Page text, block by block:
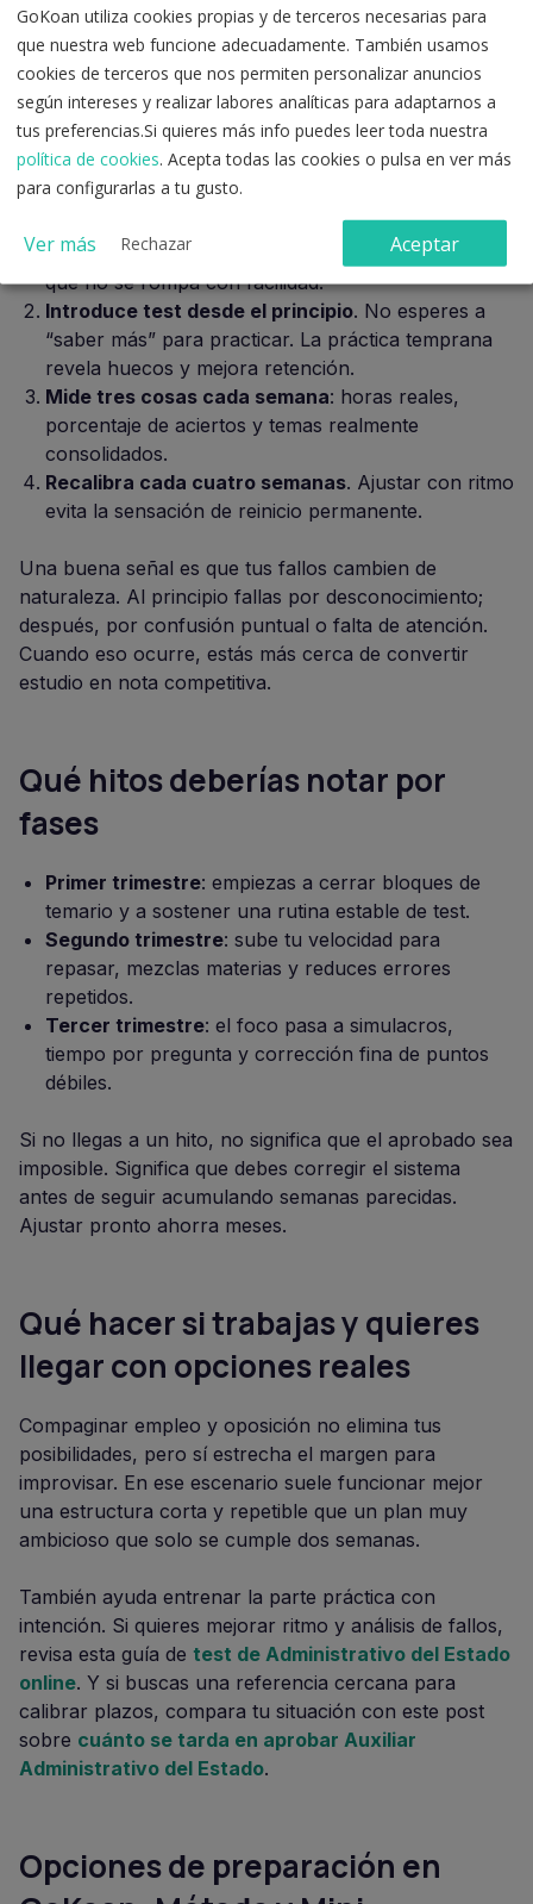
semanas irregulares.
Cómo acortar tiempos sin perder
calidad
Fija un mínimo semanal no negociable. Aunque
una semana salga peor, protege un suelo de horas
que no se rompa con facilidad.
Introduce test desde el principio. No esperes a
“saber más” para practicar. La práctica temprana
revela huecos y mejora retención.
Mide tres cosas cada semana: horas reales,
porcentaje de aciertos y temas realmente
consolidados.
Recalibra cada cuatro semanas. Ajustar con ritmo
evita la sensación de reinicio permanente.
Una buena señal es que tus fallos cambien de
naturaleza. Al principio fallas por desconocimiento;
después, por confusión puntual o falta de atención.
Cuando eso ocurre, estás más cerca de convertir
estudio en nota competitiva.
Qué hitos deberías notar por
fases
Primer trimestre: empiezas a cerrar bloques de
temario y a sostener una rutina estable de test.
Segundo trimestre: sube tu velocidad para
repasar, mezclas materias y reduces errores
repetidos.
Tercer trimestre: el foco pasa a simulacros,
tiempo por pregunta y corrección fina de puntos
débiles.
Si no llegas a un hito, no significa que el aprobado sea
imposible. Significa que debes corregir el sistema
antes de seguir acumulando semanas parecidas.
Ajustar pronto ahorra meses.
Qué hacer si trabajas y quieres
llegar con opciones reales
Compaginar empleo y oposición no elimina tus
posibilidades, pero sí estrecha el margen para
improvisar. En ese escenario suele funcionar mejor
una estructura corta y repetible que un plan muy
ambicioso que solo se cumple dos semanas.
También ayuda entrenar la parte práctica con
intención. Si quieres mejorar ritmo y análisis de fallos,
revisa esta guía de test de Administrativo del Estado
online. Y si buscas una referencia cercana para
calibrar plazos, compara tu situación con este post
sobre cuánto se tarda en aprobar Auxiliar
Administrativo del Estado.
Opciones de preparación en
GoKoan utiliza cookies propias y de terceros necesarias para
que nuestra web funcione adecuadamente. También usamos
cookies de terceros que nos permiten personalizar anuncios
según intereses y realizar labores analíticas para adaptarnos a
tus preferencias.Si quieres más info puedes leer toda nuestra
política de cookies. Acepta todas las cookies o pulsa en ver más
para configurarlas a tu gusto.
Ver más Rechazar Aceptar